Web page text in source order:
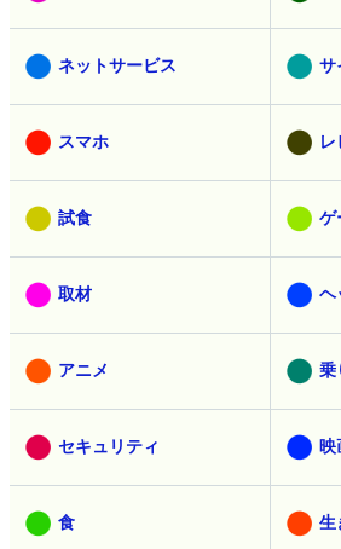
ネットサービス サ
スマホ
試食 ゲ
取材 ヘ
アニメ 乗
セキュリティ 映
食 生